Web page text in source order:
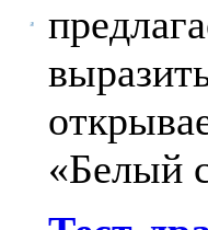
«Белый